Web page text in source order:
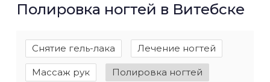
Полировка ногтей в Витебске
Снятие гель-лака Лечение ногтей
Массаж рук Полировка ногтей